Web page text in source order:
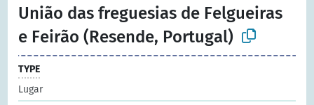
União das freguesias de Felgueiras
e Feirão (Resende, Portugal)
TYPE
Lugar